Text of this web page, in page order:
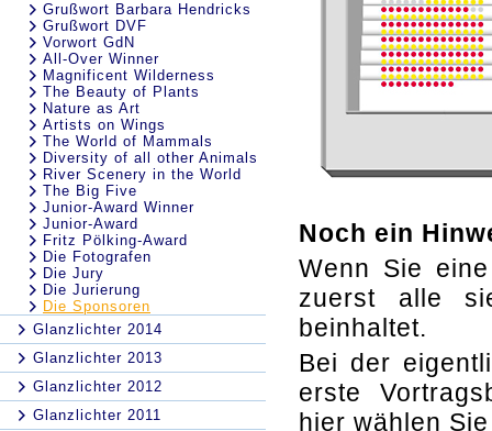
Grußwort Barbara Hendricks
Grußwort DVF
Vorwort GdN
All-Over Winner
Magnificent Wilderness
The Beauty of Plants
Nature as Art
Artists on Wings
The World of Mammals
Diversity of all other Animals
River Scenery in the World
The Big Five
Junior-Award Winner
Junior-Award
Fritz Pölking-Award
Die Fotografen
Die Jury
Die Jurierung
Die Sponsoren
Glanzlichter 2014
Glanzlichter 2013
Glanzlichter 2012
Glanzlichter 2011
Noch ein
Wenn Sie
zuerst alle
beinhaltet.
Bei der
erste
hier wählen